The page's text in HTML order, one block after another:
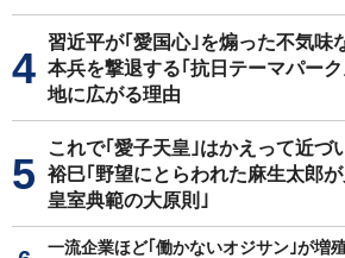
習近平が｢愛国心｣を煽った不気味
本兵を撃退する｢抗日テーマパー
地に広がる理由
これで｢愛子天皇｣はかえって近づ
裕巳｢野望にとらわれた麻生太郎
皇室典範の大原則｣
一流企業ほど｢働かないオジサン｣が増